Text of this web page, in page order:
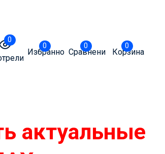
0
0
Избранное
0
Сравнение
0
Корзина
актуальные